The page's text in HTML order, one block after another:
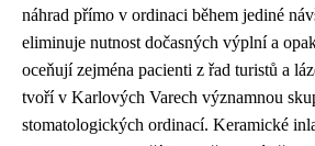
náhrad přímo v ordinaci během jediné
eliminuje nutnost dočasných výplní a
oceňují zejména pacienti z řad turistů a
tvoří v Karlových Varech významnou
stomatologických ordinací. Keramické